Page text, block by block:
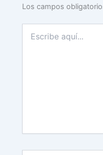
Los campos
aquí...